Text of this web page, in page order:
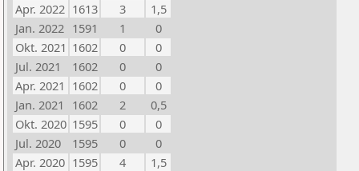
Apr. 2022 1613 3
1,5
Jan. 2022 1591 1
0
Okt. 2021 1602 0
0
Jul. 2021
1602 0
0
Apr. 2021 1602 0
0
Jan. 2021
1602 2
0,5
Okt. 2020 1595 0
0
Jul. 2020
1595 0
0
Apr. 2020 1595 4
1,5